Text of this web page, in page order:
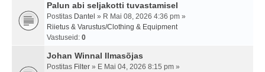
Palun abi seljakotti tuvastamisel
Postitas Dantel » R Mai 08, 2026 4:36 pm »
Riietus & Varustus/Clothing & Equipment
Vastuseid: 0
Johan Winnal Ilmasõjas
Postitas Filter » E Mai 04, 2026 8:15 pm »